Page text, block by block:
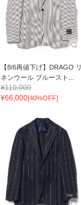
【8/6再値下げ】DRAGO リ
ネンウール ブルースト...
¥110,000
¥66,000[40%OFF]